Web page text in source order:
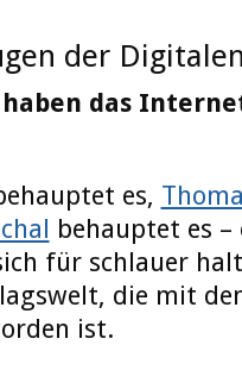
der
haben das
es,
behauptet es
für schlauer
die mit
ist.